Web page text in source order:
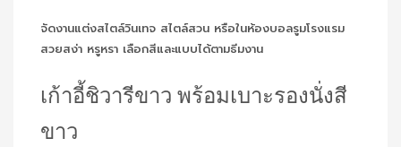
จัดงานแต่งสไตล์วินเทจ สไตล์สวน หรือในห้องบอลรูมโรงแรม
สวยสง่า หรูหรา เลือกสีและแบบได้ตามธีมงาน
เก้าอี้ชิวารีขาว พร้อมเบาะรองนั่งสี
ขาว